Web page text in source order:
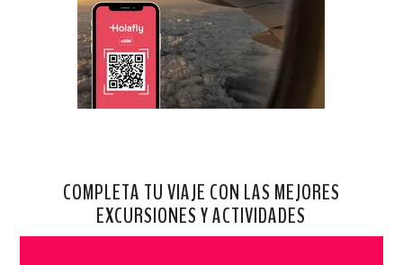
COMPLETA TU VIAJE CON LAS MEJORES
EXCURSIONES Y ACTIVIDADES